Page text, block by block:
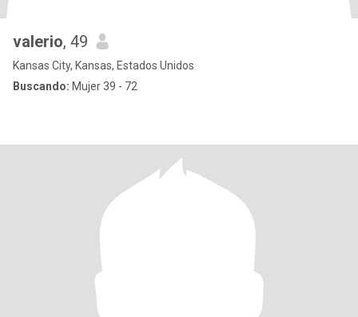
valerio, 49
Kansas City, Kansas, Estados Unidos
Buscando: Mujer 39 - 72